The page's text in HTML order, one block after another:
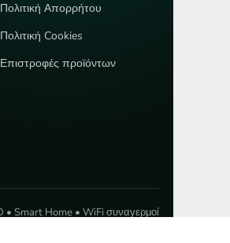
Πολιτική Απορρήτου
Πολιτική Cookies
Επιστροφές προϊόντων
• Smart Home • WiFi συναγερμοί